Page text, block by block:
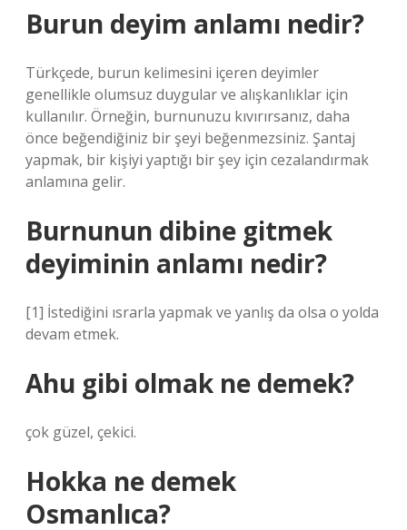
Burun deyim anlamı nedir?
Türkçede, burun kelimesini içeren deyimler
genellikle olumsuz duygular ve alışkanlıklar için
kullanılır. Örneğin, burnunuzu kıvırırsanız, daha
önce beğendiğiniz bir şeyi beğenmezsiniz. Şantaj
yapmak, bir kişiyi yaptığı bir şey için cezalandırmak
anlamına gelir.
Burnunun dibine gitmek
deyiminin anlamı nedir?
[1] İstediğini ısrarla yapmak ve yanlış da olsa o yolda
devam etmek.
Ahu gibi olmak ne demek?
çok güzel, çekici.
Hokka ne demek
Osmanlıca?